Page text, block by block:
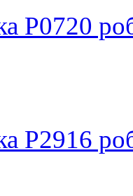
P0720
P2916